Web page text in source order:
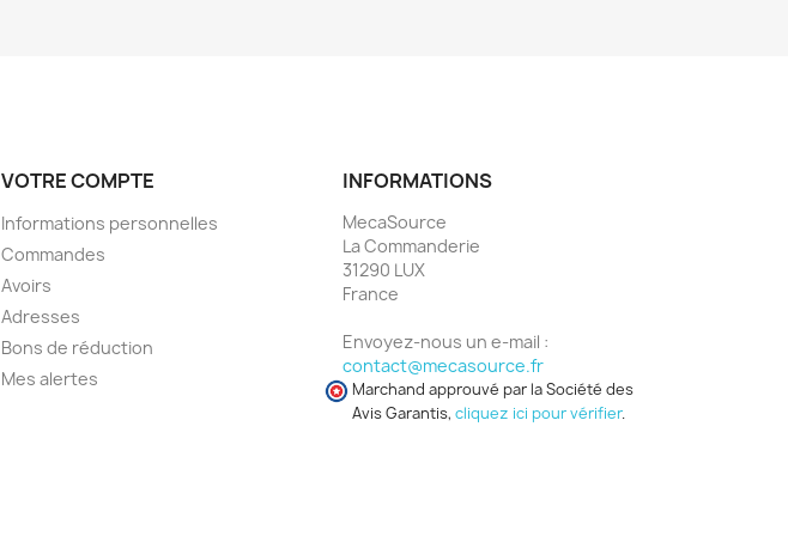
VOTRE COMPTE
Informations personnelles
Commandes
Avoirs
Adresses
Bons de réduction
Mes alertes
INFORMATIONS
MecaSource
La Commanderie
31290 LUX
France
Envoyez-nous un e-mail :
contact@mecasource.fr
Marchand approuvé par la Société des
Avis Garantis, cliquez ici pour vérifier.